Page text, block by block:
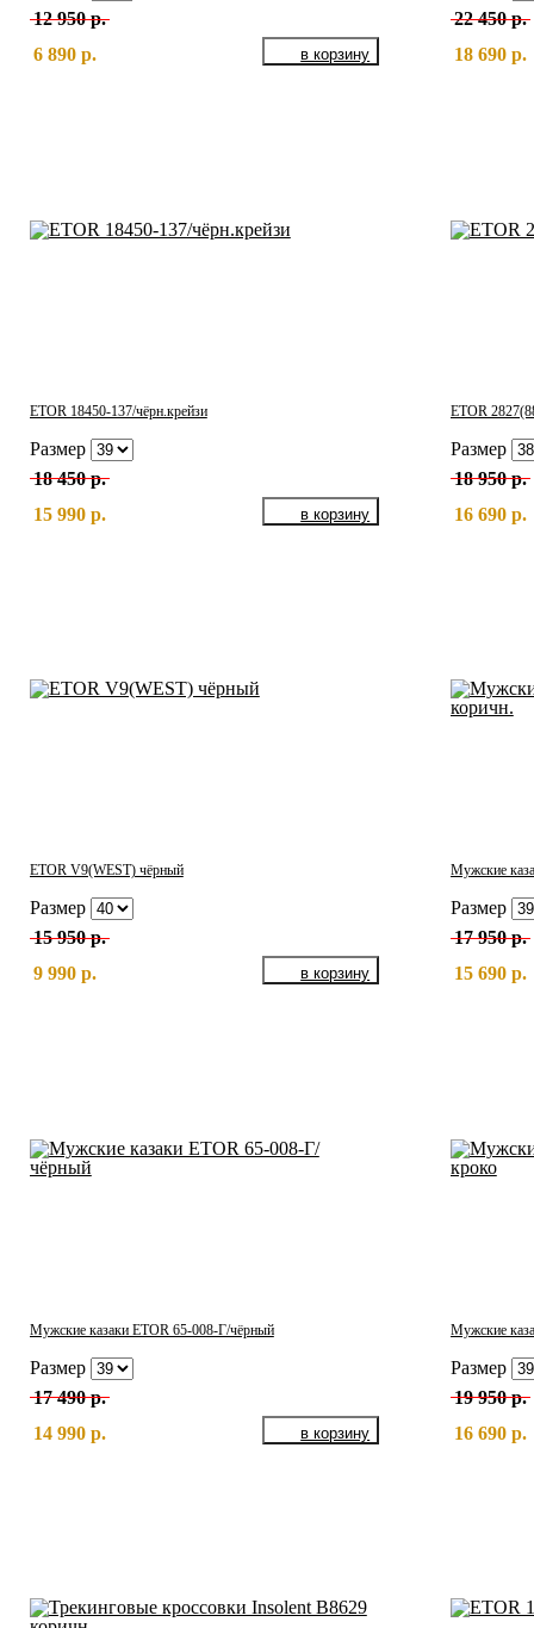
12 950 р.
6 890 р.
22 450 р.
18 690 р.
ETOR 18450-137/чёрн.крейзи
Размер
18 450 р.
15 990 р.
ETOR
Размер
18 950 р.
16 690 р.
ETOR V9(WEST) чёрный
Размер
15 950 р.
9 990 р.
Мужские
Размер
17 950 р.
15 690 р.
Мужские казаки ETOR 65-008-Г/чёрный
Размер
17 490 р.
14 990 р.
Мужские
Размер
19 950 р.
16 690 р.